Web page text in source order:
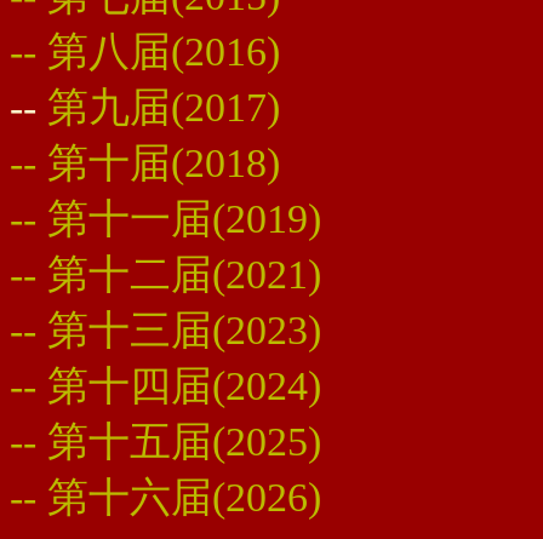
-- 第八届(2016)
-- 第九届(2017)
-- 第十届(2018)
-- 第十一届(2019)
-- 第十二届(2021)
-- 第十三届(2023)
-- 第十四届(2024)
-- 第十五届(2025)
-- 第十六届(2026)